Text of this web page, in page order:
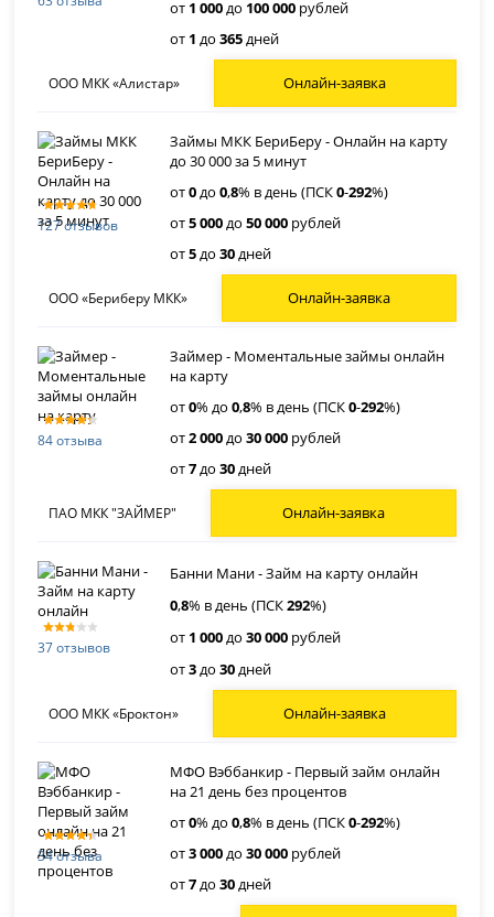
от 1 000до 100 000 рублей
от 1 до365дней
ООО МКК «Алистар» Онлайн-заявка
127 отзывов
Займы МКК БериБеру - Онлайн на карту
до 30 000 за 5 минут
от0до0,8% в день (ПСК0-292%)
от5 000до50 000 рублей
от5до30дней
ООО «Бериберу МКК» Онлайн-заявка
84 отзыва
Займер - Моментальные займы онлайн
на карту
от0% до0,8% в день (ПСК0-292%)
от2 000до30 000 рублей
от7до30дней
ПАО МКК "ЗАЙМЕР" Онлайн-заявка
37 отзывов
Банни Мани - Займ на карту онлайн
0,8% в день (ПСК292%)
от 1 000до30 000 рублей
от3до30дней
ООО МКК «Броктон» Онлайн-заявка
34 отзыва
МФО Вэббанкир - Первый займ онлайн
на 21 день без процентов
от0% до0,8% в день (ПСК0-292%)
от3 000до30 000 рублей
от7до30дней